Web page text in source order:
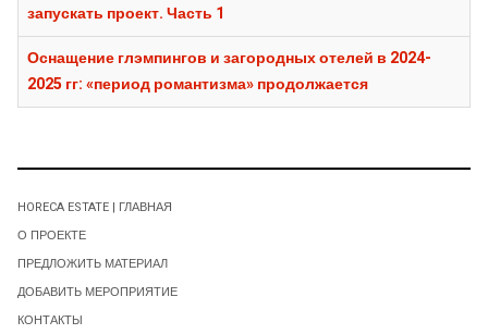
запускать проект. Часть 1
Оснащение глэмпингов и загородных отелей в 2024-
2025 гг: «период романтизма» продолжается
HORECA ESTATE | ГЛАВНАЯ
О ПРОЕКТЕ
ПРЕДЛОЖИТЬ МАТЕРИАЛ
ДОБАВИТЬ МЕРОПРИЯТИЕ
КОНТАКТЫ